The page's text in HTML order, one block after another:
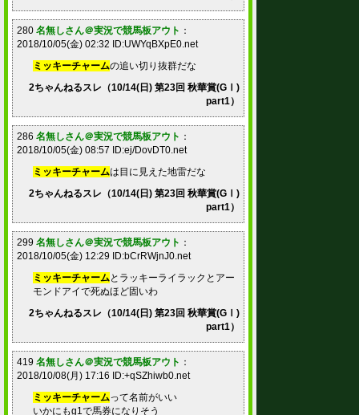
280 名無しさん＠実況で競馬板アウト ：
2018/10/05(金) 02:32 ID:UWYqBXpE0.net
ミッキーチャームの追い切り抜群だな
2ちゃんねるスレ（10/14(日) 第23回 秋華賞(GⅠ)
part1）
286 名無しさん＠実況で競馬板アウト ：
2018/10/05(金) 08:57 ID:ej/DovDT0.net
ミッキーチャームは目に見えた地雷だな
2ちゃんねるスレ（10/14(日) 第23回 秋華賞(GⅠ)
part1）
299 名無しさん＠実況で競馬板アウト ：
2018/10/05(金) 12:29 ID:bCrRWjnJ0.net
ミッキーチャームとラッキーライラックとアー
モンドアイで死ぬほど固いわ
2ちゃんねるスレ（10/14(日) 第23回 秋華賞(GⅠ)
part1）
419 名無しさん＠実況で競馬板アウト ：
2018/10/08(月) 17:16 ID:+qSZhiwb0.net
ミッキーチャームって名前がいい
いかにもg1で馬券になりそう